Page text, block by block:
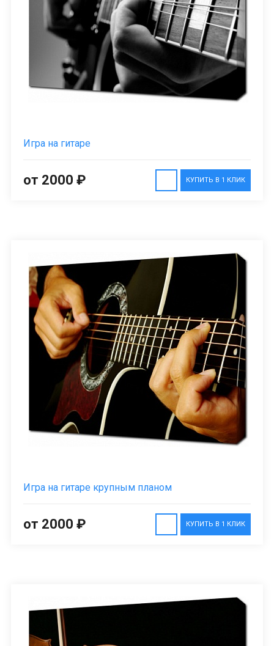
Игра на гитаре
КУПИТЬ В 1 КЛИК
от 2000 ₽
Игра на гитаре крупным планом
КУПИТЬ В 1 КЛИК
от 2000 ₽